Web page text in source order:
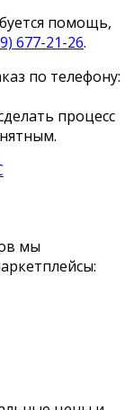
помощь,
677-21-26.
по телефону:
процесс
мы